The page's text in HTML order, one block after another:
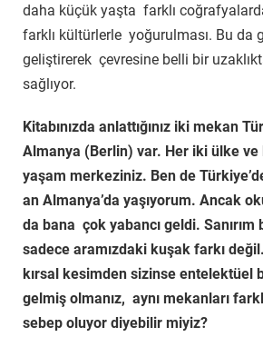
daha küçük yaşta farklı
farklı kültürlerle yoğurulması. Bu da
geliştirerek çevresine belli bir
sağlıyor.
Kitabınızda anlattığınız iki mekan
Almanya (Berlin) var. Her iki ülke
yaşam merkeziniz. Ben de
an Almanya’da yaşıyorum. Ancak
da bana çok yabancı geldi. Sanırım
sadece aramızdaki kuşak farkı
kırsal kesimden sizinse entelektüel
gelmiş olmanız, aynı mekanları
sebep oluyor diyebilir miyiz?